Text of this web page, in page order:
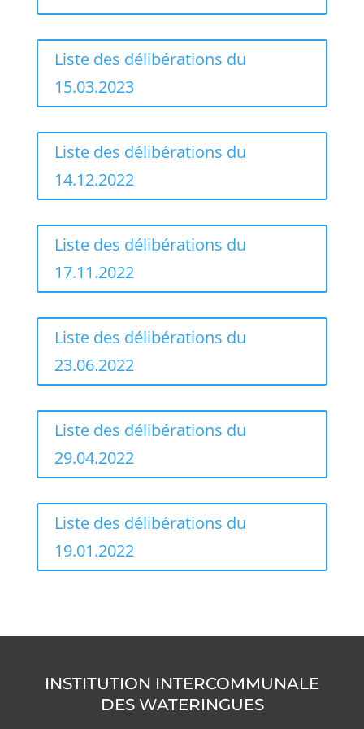
Liste des délibérations du
15.03.2023
Liste des délibérations du
14.12.2022
Liste des délibérations du
17.11.2022
Liste des délibérations du
23.06.2022
Liste des délibérations du
29.04.2022
Liste des délibérations du
19.01.2022
INSTITUTION INTERCOMMUNALE
DES WATERINGUES